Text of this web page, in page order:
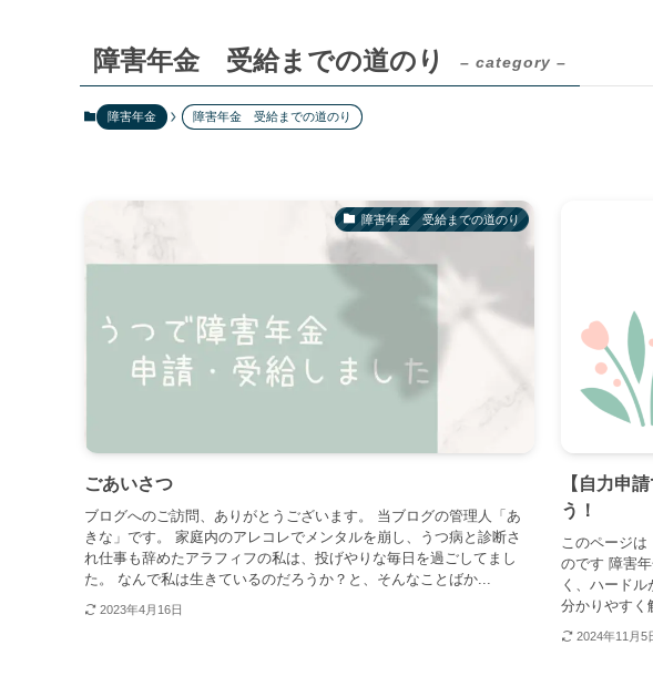
障害年金 受給までの道のり – category –
障害年金 障害年金 受給までの道のり
障害年金 受給までの道のり
ごあいさつ
ブログへのご訪問、ありがとうございます。 当ブログの管理人「あ
きな」です。 家庭内のアレコレでメンタルを崩し、うつ病と診断さ
れ仕事も辞めたアラフィフの私は、投げやりな毎日を過ごしてまし
た。 なんで私は生きているのだろうか？と、そんなことばか...
2023年4月16日
【自力申
う！
このページ
のです 障害
く、ハード
分かりやすく
2024年11月5